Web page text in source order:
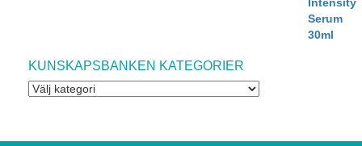
KUNSKAPSBANKEN KATEGORIER